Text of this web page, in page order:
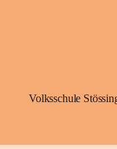
Volksschule